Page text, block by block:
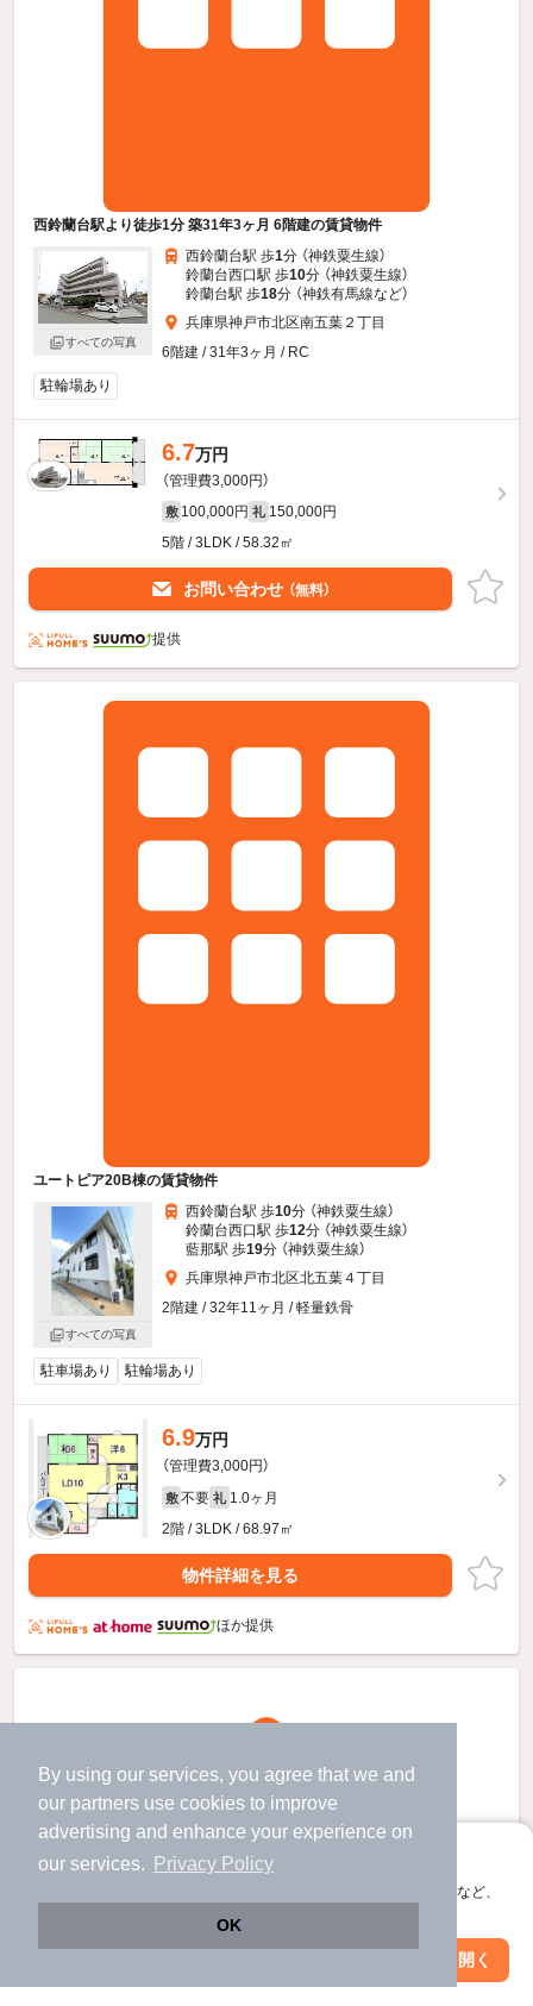
By using our services, you agree that we and
our partners use cookies to improve
advertising and enhance your experience on
our services.
Privacy Policy
OK
アプリに切り替えて、サクサクお部屋探し
会員登録なしですぐ使える。マップ検索やお気に入り保存など、
アプリを開く
西鈴蘭台駅より徒歩1分 築31年3ヶ月 6階建の賃貸物件
すべての写真
西鈴蘭台駅 歩1分 （神鉄粟生線）
鈴蘭台西口駅 歩10分 （神鉄粟生線）
鈴蘭台駅 歩18分 （神鉄有馬線など）
兵庫県神戸市北区南五葉２丁目
6階建 / 31年3ヶ月 / RC
駐輪場あり
6.7万円
（管理費3,000円）
敷 100,000円 礼 150,000円
5階 / 3LDK / 58.32㎡
お問い合わせ （無料）
提供
ユートピア20B棟の賃貸物件
すべての写真
西鈴蘭台駅 歩10分 （神鉄粟生線）
鈴蘭台西口駅 歩12分 （神鉄粟生線）
藍那駅 歩19分 （神鉄粟生線）
兵庫県神戸市北区北五葉４丁目
2階建 / 32年11ヶ月 / 軽量鉄骨
駐車場あり 駐輪場あり
6.9万円
（管理費3,000円）
敷 不要 礼 1.0ヶ月
2階 / 3LDK / 68.97㎡
物件詳細を見る
ほか提供
絞り込み条件を変更